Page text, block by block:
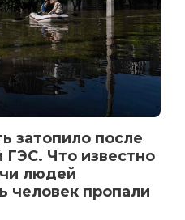
затопило после
ГЭС. Что известно
людей
человек пропали